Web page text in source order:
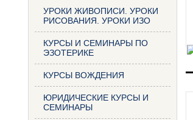
УРОКИ ЖИВОПИСИ. УРОКИ
РИСОВАНИЯ. УРОКИ ИЗО
КУРСЫ И СЕМИНАРЫ ПО
ЭЗОТЕРИКЕ
КУРСЫ ВОЖДЕНИЯ
ЮРИДИЧЕСКИЕ КУРСЫ И
СЕМИНАРЫ